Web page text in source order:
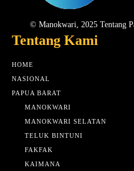
© Manokwari, 2025 Tentang
Tentang Kami
HOME
NASIONAL
PAPUA BARAT
MANOKWARI
MANOKWARI SELATAN
TELUK BINTUNI
FAKFAK
KAIMANA